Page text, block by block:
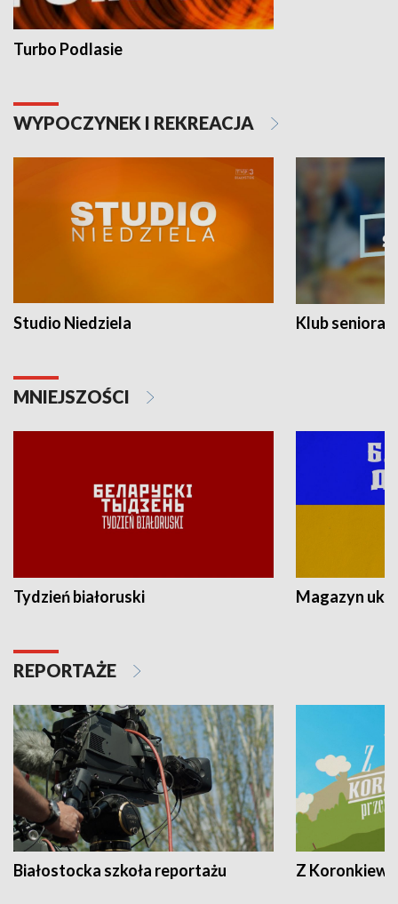
Turbo Podlasie
WYPOCZYNEK I REKREACJA
Studio Niedziela Klub seniora
MNIEJSZOŚCI
Tydzień białoruski Magazyn
REPORTAŻE
Białostocka szkoła reportażu Z